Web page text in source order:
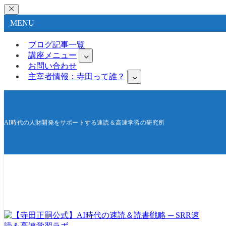
MENU
ブログ記事一覧
講座メニュー
お問い合わせ
主宰者情報：寺田って誰？
AI時代の人財開発をサポートする速読＆高速学習の研究所